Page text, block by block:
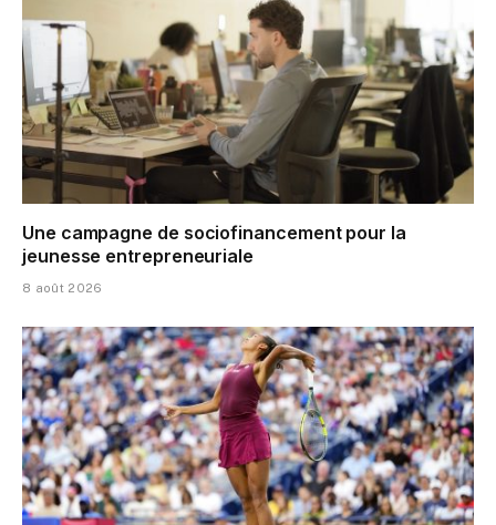
Une campagne de sociofinancement pour la
jeunesse entrepreneuriale
8 août 2026